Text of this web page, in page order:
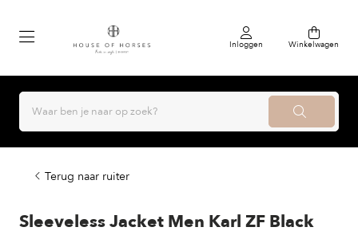
Inloggen Winkelwagen
Terug naar ruiter
Sleeveless Jacket Men Karl ZF Black